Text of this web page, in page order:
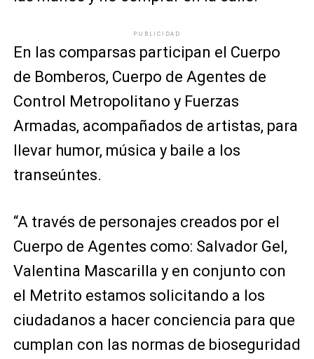
PUBLICIDAD
En las comparsas participan el Cuerpo
de Bomberos, Cuerpo de Agentes de
Control Metropolitano y Fuerzas
Armadas, acompañados de artistas, para
llevar humor, música y baile a los
transeúntes.
“A través de personajes creados por el
Cuerpo de Agentes como: Salvador Gel,
Valentina Mascarilla y en conjunto con
el Metrito estamos solicitando a los
ciudadanos a hacer conciencia para que
cumplan con las normas de bioseguridad